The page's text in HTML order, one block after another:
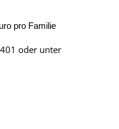
pro Familie
oder unter